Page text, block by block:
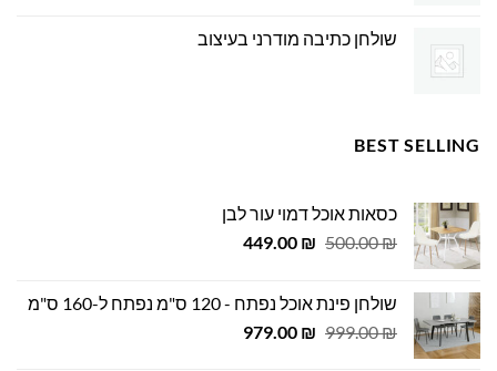
שולחן כתיבה מודרני בעיצוב
BEST SELLING
כסאות אוכל דמוי עור לבן
500.00₪
המחיר
500.00 ₪.
449.00 ₪
המחיר
449.00 ₪.שולחן פינת אוכל נפתח - 120 ס"מ נפתח ל-160 ס"מ
999.00₪
המחיר
979.00 ₪
המחיר